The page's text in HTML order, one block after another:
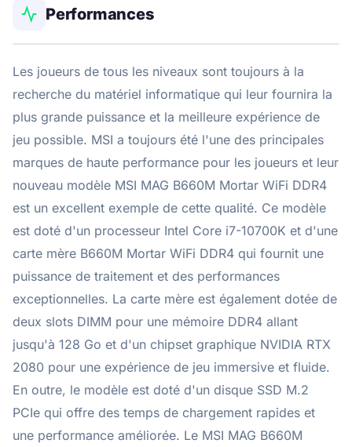
Performances
Les joueurs de tous les niveaux sont toujours à la
recherche du matériel informatique qui leur fournira la
plus grande puissance et la meilleure expérience de
jeu possible. MSI a toujours été l'une des principales
marques de haute performance pour les joueurs et leur
nouveau modèle MSI MAG B660M Mortar WiFi DDR4
est un excellent exemple de cette qualité. Ce modèle
est doté d'un processeur Intel Core i7-10700K et d'une
carte mère B660M Mortar WiFi DDR4 qui fournit une
puissance de traitement et des performances
exceptionnelles. La carte mère est également dotée de
deux slots DIMM pour une mémoire DDR4 allant
jusqu'à 128 Go et d'un chipset graphique NVIDIA RTX
2080 pour une expérience de jeu immersive et fluide.
En outre, le modèle est doté d'un disque SSD M.2
PCIe qui offre des temps de chargement rapides et
une performance améliorée. Le MSI MAG B660M